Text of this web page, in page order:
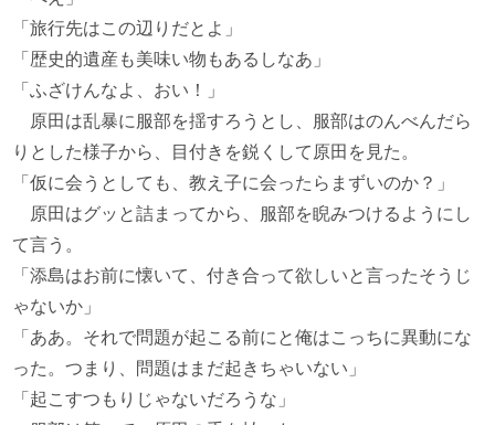
「旅行先はこの辺りだとよ」
「歴史的遺産も美味い物もあるしなあ」
「ふざけんなよ、おい！」
原田は乱暴に服部を揺すろうとし、服部はのんべんだら
りとした様子から、目付きを鋭くして原田を見た。
「仮に会うとしても、教え子に会ったらまずいのか？」
原田はグッと詰まってから、服部を睨みつけるようにし
て言う。
「添島はお前に懐いて、付き合って欲しいと言ったそうじ
ゃないか」
「ああ。それで問題が起こる前にと俺はこっちに異動にな
った。つまり、問題はまだ起きちゃいない」
「起こすつもりじゃないだろうな」